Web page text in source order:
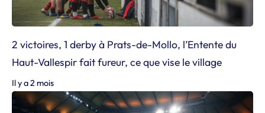
2 victoires, 1 derby à Prats-de-Mollo, l’Entente du
Haut-Vallespir fait fureur, ce que vise le village
Il y a 2 mois